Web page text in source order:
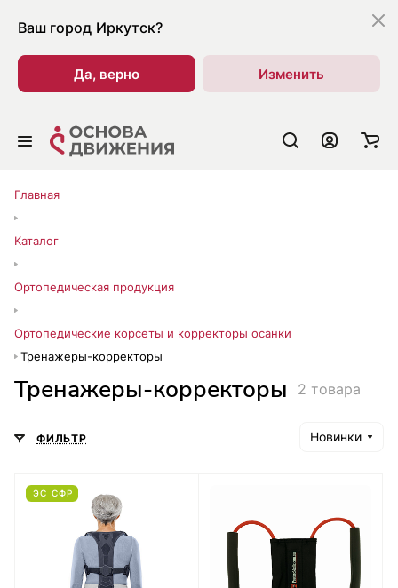
Ваш город Иркутск?
Да, верно Изменить
Главная
Каталог
Ортопедическая продукция
Ортопедические корсеты и корректоры осанки
Тренажеры-корректоры
Тренажеры-корректоры 2 товара
ФИЛЬТР Новинки
ЭС СФР